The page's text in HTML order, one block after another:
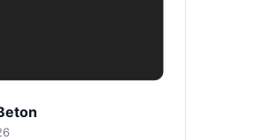
Club